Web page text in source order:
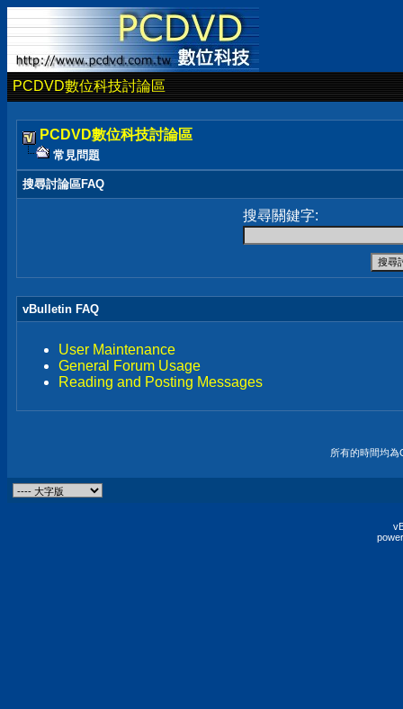
PCDVD數位科技討論區
PCDVD數位科技討論區
常見問題
搜尋討論區FAQ
搜尋關鍵字:
vBulletin FAQ
User Maintenance
General Forum Usage
Reading and Posting Messages
所有的時間均為